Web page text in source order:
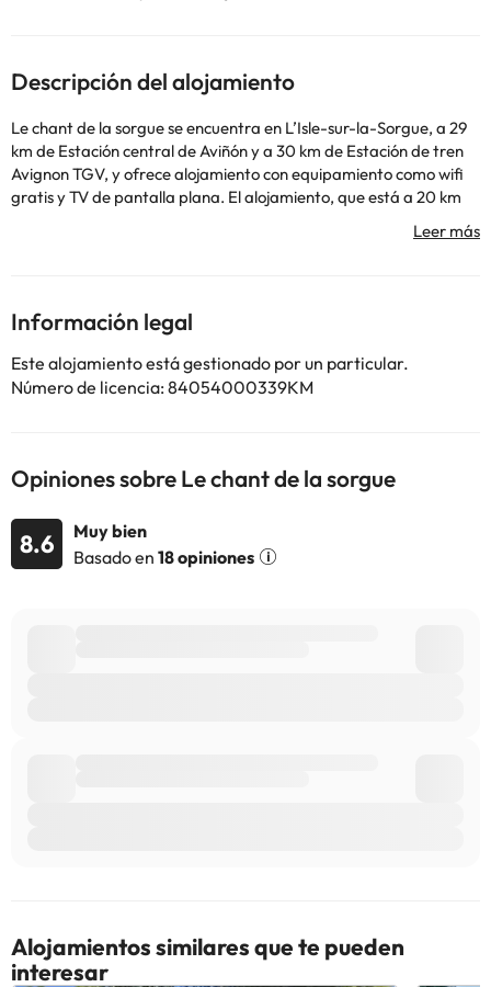
Descripción del alojamiento
Le chant de la sorgue se encuentra en LʼIsle-sur-la-Sorgue, a 29
km de Estación central de Aviñón y a 30 km de Estación de tren
Avignon TGV, y ofrece alojamiento con equipamiento como wifi
gratis y TV de pantalla plana. El alojamiento, que está a 20 km
de Recinto de exposiciones de Aviñón, dispone de terraza y
está a 31 km del alojamiento, y Cueva del Thouzon está a 11 km.
En este alojamiento no se pueden celebrar despedidas de soltero
o soltera ni fiestas similares. Informa a con antelación de tu hora
prevista de llegada. Para ello, puedes utilizar el apartado de
particular
Algunos de los servicios detallados pueden ser de pago. Puedes
consultar sus tarifas directamente en el establecimiento. Toda la
información de esta ficha está sujeta a cambios por parte del
Información legal
Este alojamiento está gestionado por un particular.
Número de licencia: 84054000339KM
Opiniones sobre Le chant de la sorgue
8.6
Muy bien
Basado en 18 opiniones
Alojamientos similares que te pueden
interesar